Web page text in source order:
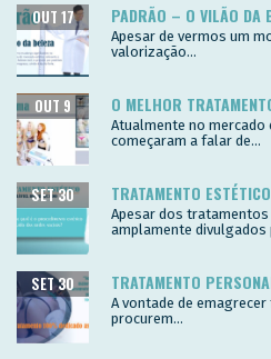
PADRÃO – O VILÃO DA
OUT 17
Apesar de vermos um
valorização...
O MELHOR
OUT 9
Atualmente no
começaram a falar de...
TRATAMENTO
SET 30
Apesar dos
amplamente divulgados
TRATAMENTO
SET 30
A vontade de
procurem...